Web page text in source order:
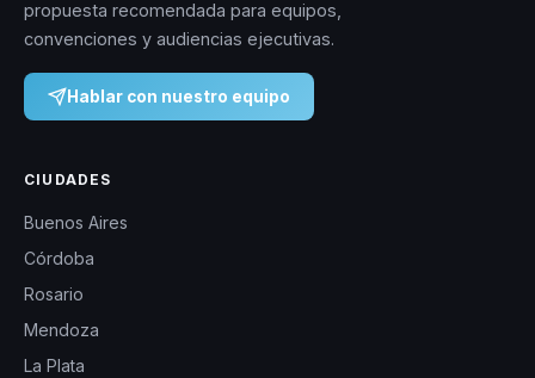
propuesta recomendada para equipos,
convenciones y audiencias ejecutivas.
Hablar con nuestro equipo
CIUDADES
Buenos Aires
Córdoba
Rosario
Mendoza
La Plata